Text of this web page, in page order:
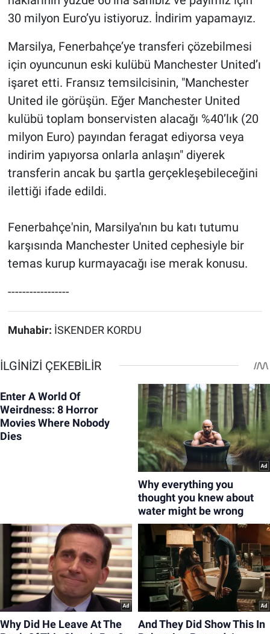
30 milyon Euro’yu istiyoruz. İndirim yapamayız.
Marsilya, Fenerbahçe’ye transferi çözebilmesi
için oyuncunun eski kulübü Manchester United’ı
işaret etti. Fransız temsilcisinin, "Manchester
United ile görüşün. Eğer Manchester United
kulübü toplam bonservisten alacağı %40’lık (20
milyon Euro) payından feragat ediyorsa veya
indirim yapıyorsa onlarla anlaşın" diyerek
transferin ancak bu şartla gerçekleşebileceğini
ilettiği ifade edildi.
Fenerbahçe'nin, Marsilya'nın bu katı tutumu
karşısında Manchester United cephesiyle bir
temas kurup kurmayacağı ise merak konusu.
-----------------
Muhabir: İSKENDER KORDU